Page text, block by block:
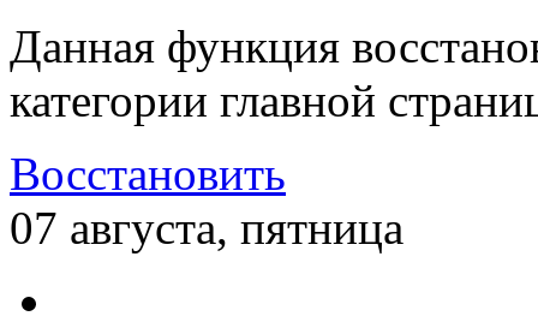
Данная функция
категории главной
Восстановить
07 августа, пятница